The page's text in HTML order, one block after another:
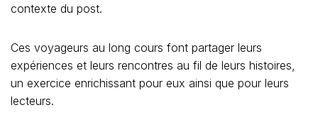
contexte du post.
Ces voyageurs au long cours font partager leurs
expériences et leurs rencontres au fil de leurs histoires,
un exercice enrichissant pour eux ainsi que pour leurs
lecteurs.